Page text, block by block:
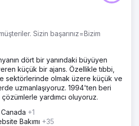
Sizin başarınız=Bizim
dört bir yanındaki büyüyen
küçük bir ajans. Özellikle tıbbi,
sektörlerinde olmak üzere küçük ve
uzmanlaşıyoruz. 1994'ten beri
yardımcı oluyoruz.
+1
Bakımı +35